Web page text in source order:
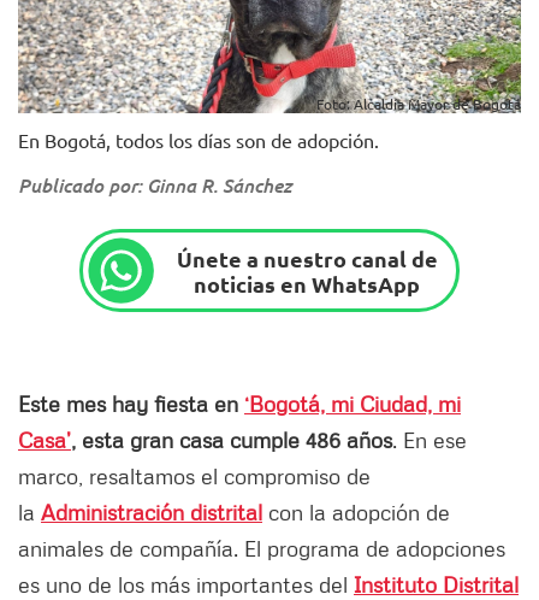
Foto: Alcaldía Mayor de Bogotá
En Bogotá, todos los días son de adopción.
Publicado por: Ginna R. Sánchez
Únete a nuestro canal de
noticias en WhatsApp
Este mes hay fiesta en ‘Bogotá, mi Ciudad, mi
Casa’, esta gran casa cumple 486 años. En ese
marco, resaltamos el compromiso de
la Administración distrital con la adopción de
animales de compañía. El programa de adopciones
es uno de los más importantes del Instituto Distrital